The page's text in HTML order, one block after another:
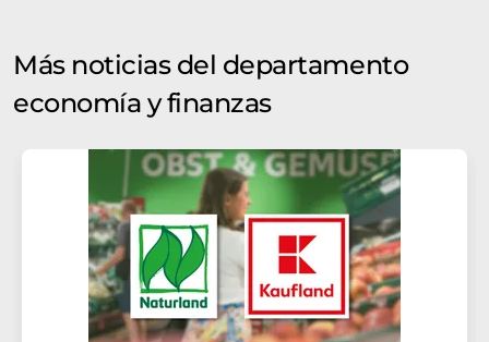
Más noticias del departamento
economía y finanzas